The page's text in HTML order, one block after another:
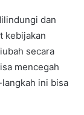
dan
kebijakan
secara
mencegah
ini bisa